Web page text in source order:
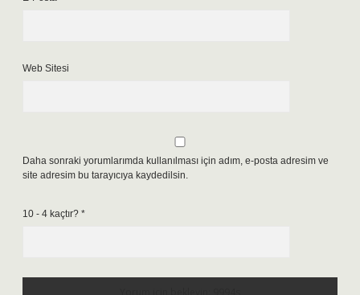
Web Sitesi
Daha sonraki yorumlarımda kullanılması için adım, e-posta adresim ve
site adresim bu tarayıcıya kaydedilsin.
10 - 4 kaçtır? *